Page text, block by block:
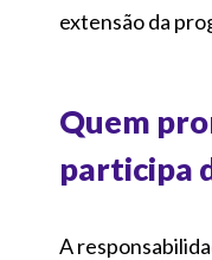
extensão da
Quem
participa
A